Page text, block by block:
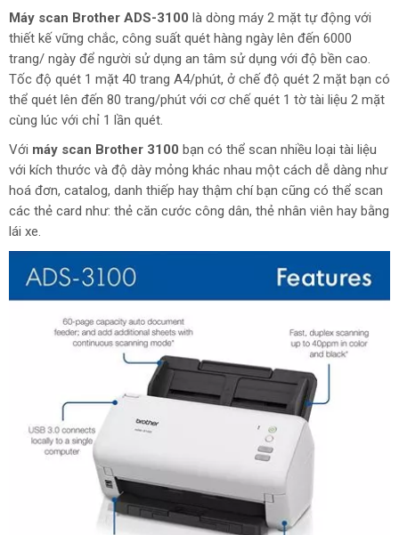
Máy scan Brother ADS-3100 là dòng máy 2 mặt tự động với
thiết kế vững chắc, công suất quét hàng ngày lên đến 6000
trang/ ngày để người sử dụng an tâm sử dụng với độ bền cao.
Tốc độ quét 1 mặt 40 trang A4/phút, ở chế độ quét 2 mặt bạn có
thể quét lên đến 80 trang/phút với cơ chế quét 1 tờ tài liệu 2 mặt
cùng lúc với chỉ 1 lần quét.
Với máy scan Brother 3100 bạn có thể scan nhiều loại tài liệu
với kích thước và độ dày mỏng khác nhau một cách dễ dàng như
hoá đơn, catalog, danh thiếp hay thậm chí bạn cũng có thể scan
các thẻ card như: thẻ căn cước công dân, thẻ nhân viên hay bằng
lái xe.